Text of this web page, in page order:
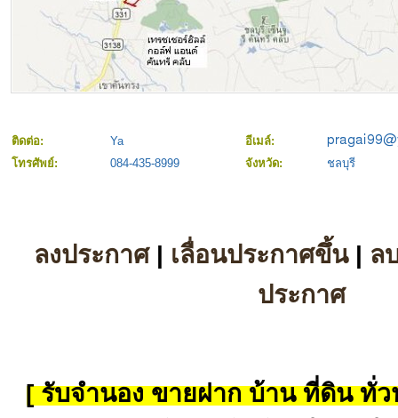
ติดต่อ: Ya
อีเมล์:
โทรศัพย์:
084-435-8999 จังหวัด: ชลบุรี
ลงประกาศ| เลื่อนประกาศขึ้น| ล
ประกาศ
[ รับจำนอง ขายฝาก บ้าน ที่ดิน ทั่ว